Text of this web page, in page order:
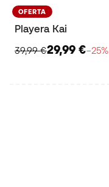
OFERTA
Playera Kai
39,99 €29,99 €−25%